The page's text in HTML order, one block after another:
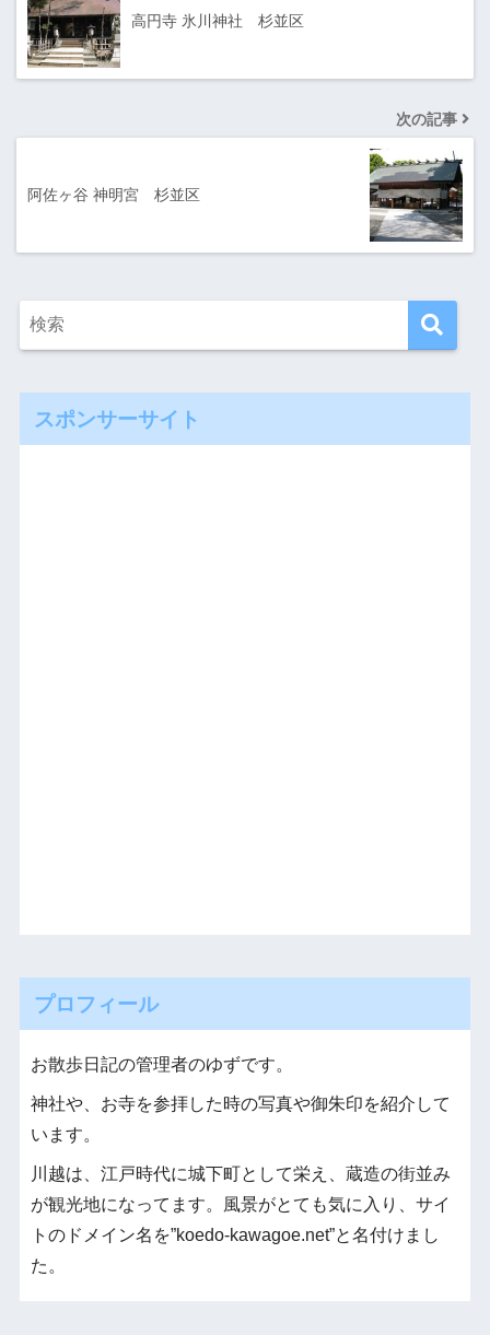
高円寺 氷川神社 杉並区
次の記事
阿佐ヶ谷 神明宮 杉並区
スポンサーサイト
プロフィール
お散歩日記の管理者のゆずです。
神社や、お寺を参拝した時の写真や御朱印を紹介して
います。
川越は、江戸時代に城下町として栄え、蔵造の街並み
が観光地になってます。風景がとても気に入り、サイ
トのドメイン名を”koedo-kawagoe.net”と名付けまし
た。